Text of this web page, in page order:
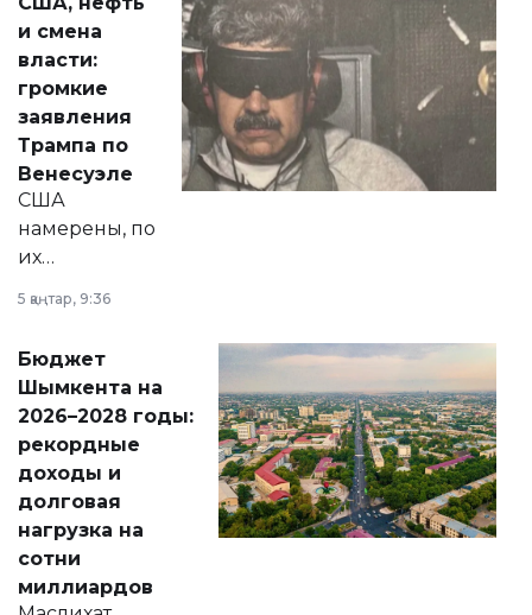
от слухов о
политических
реформах до
вопросов армии,
экономики и
личного здоровья.
и смена
власти:
громкие
заявления
Трампа по
Венесуэле
США
намерены, по
их
принести
народу
Венесуэлы.
5 қаңтар, 9:36
Бюджет
Шымкента на
2026–2028 годы:
рекордные
доходы и
долговая
нагрузка на
сотни
миллиардов